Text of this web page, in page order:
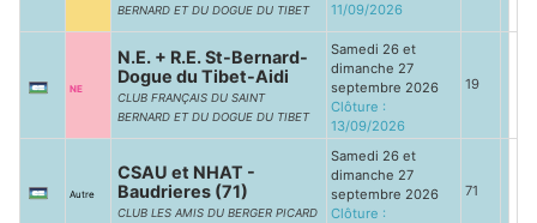
BERNARD ET DU DOGUE DU TIBET
11/09/2026
NE
N.E. + R.E. St-Bernard-
Dogue du Tibet-Aidi
CLUB FRANÇAIS DU SAINT
BERNARD ET DU DOGUE DU TIBET
Samedi 26 et
dimanche 27
septembre 2026
Clôture :
13/09/2026
19
Autre
CSAU et NHAT -
Baudrieres (71)
CLUB LES AMIS DU BERGER PICARD
Samedi 26 et
dimanche 27
septembre 2026
Clôture :
71